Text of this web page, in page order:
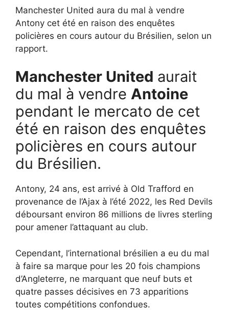
Manchester United aura du mal à vendre
Antony cet été en raison des enquêtes
policières en cours autour du Brésilien, selon un
rapport.
Manchester United aurait
du mal à vendre Antoine
pendant le mercato de cet
été en raison des enquêtes
policières en cours autour
du Brésilien.
Antony, 24 ans, est arrivé à Old Trafford en
provenance de l’Ajax à l’été 2022, les Red Devils
déboursant environ 86 millions de livres sterling
pour amener l’attaquant au club.
Cependant, l’international brésilien a eu du mal
à faire sa marque pour les 20 fois champions
d’Angleterre, ne marquant que neuf buts et
quatre passes décisives en 73 apparitions
toutes compétitions confondues.